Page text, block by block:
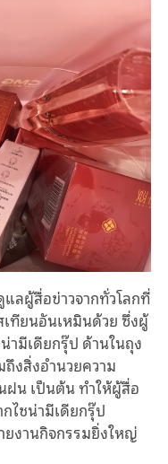
ลผู้สื่อข่าวจากทั่วโลกที่
ทียนอันเหมินด้วย ซึ่งผู้
ามีเดียกรุ๊ป ด้านในถุง
งสิ่งอำนวยความ
ฝน เป็นต้น ทำให้ผู้สื่อ
กไชน่ามีเดียกรุ๊ป
งานกิจกรรมยิ่งใหญ่